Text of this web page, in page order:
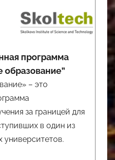
программа
образование”
– это
за границей для
в один из